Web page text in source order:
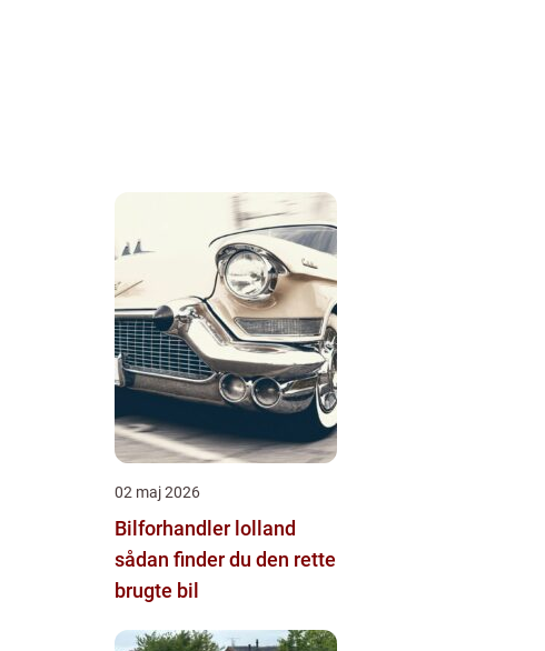
02 maj 2026
Bilforhandler lolland
sådan finder du den rette
brugte bil